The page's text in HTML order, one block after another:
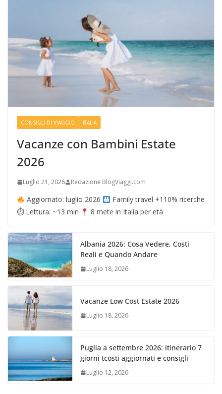
CONSIGLI DI VIAGGIO ITALIA
Vacanze con Bambini Estate
2026
Luglio 21, 2026 Redazione BlogViaggi.com
Aggiornato: luglio 2026
Family travel +110% ricerche
⏱ Lettura: ~13 min
8 mete in Italia per età
Albania 2026: Cosa Vedere, Costi
Reali e Quando Andare
Luglio 18, 2026
Vacanze Low Cost Estate 2026
Luglio 18, 2026
Puglia a settembre 2026: itinerario 7
giorni tcosti aggiornati e consigli
Luglio 12, 2026